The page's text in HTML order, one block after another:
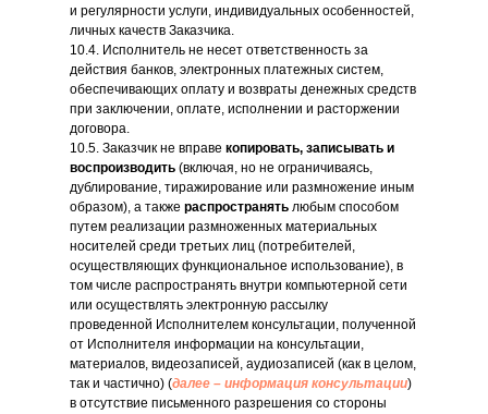
и регулярности услуги, индивидуальных особенностей,
личных качеств Заказчика.
10.4. Исполнитель не несет ответственность за
действия банков, электронных платежных систем,
обеспечивающих оплату и возвраты денежных средств
при заключении, оплате, исполнении и расторжении
договора.
10.5. Заказчик не вправе копировать, записывать и
воспроизводить (включая, но не ограничиваясь,
дублирование, тиражирование или размножение иным
образом), а также распространять любым способом
путем реализации размноженных материальных
носителей среди третьих лиц (потребителей,
осуществляющих функциональное использование), в
том числе распространять внутри компьютерной сети
или осуществлять электронную рассылку
проведенной Исполнителем консультации, полученной
от Исполнителя информации на консультации,
материалов, видеозаписей, аудиозаписей (как в целом,
так и частично) (далее – информация консультации)
в отсутствие письменного разрешения со стороны